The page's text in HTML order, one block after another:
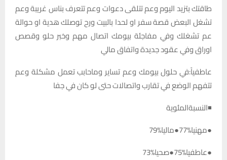
طاقتك بتزيد اليوم وعم تتلقى دعوات وعم تتعرف بناس غريبة وعم
تشغل البعض قصة سفر او لحدا بالبيت ورح توصلك هدية او حوالة
عم تشغلك وفي مفاجئة بيومك اتصال مهم وخبر حلو وقصص
اوراق وفي عقود جديدة واتفاق مالي
عاطفياً:في حلول بيومك وعم تساير وماحابب تعمل مشكلة وعم
تتفهم الوضع في تقارب واتصالات حتى لو كان في جفا
◾النسبةالمئوية
●مهنيا%77●ماليا%79
●عاطفيا%75●صحيا%73